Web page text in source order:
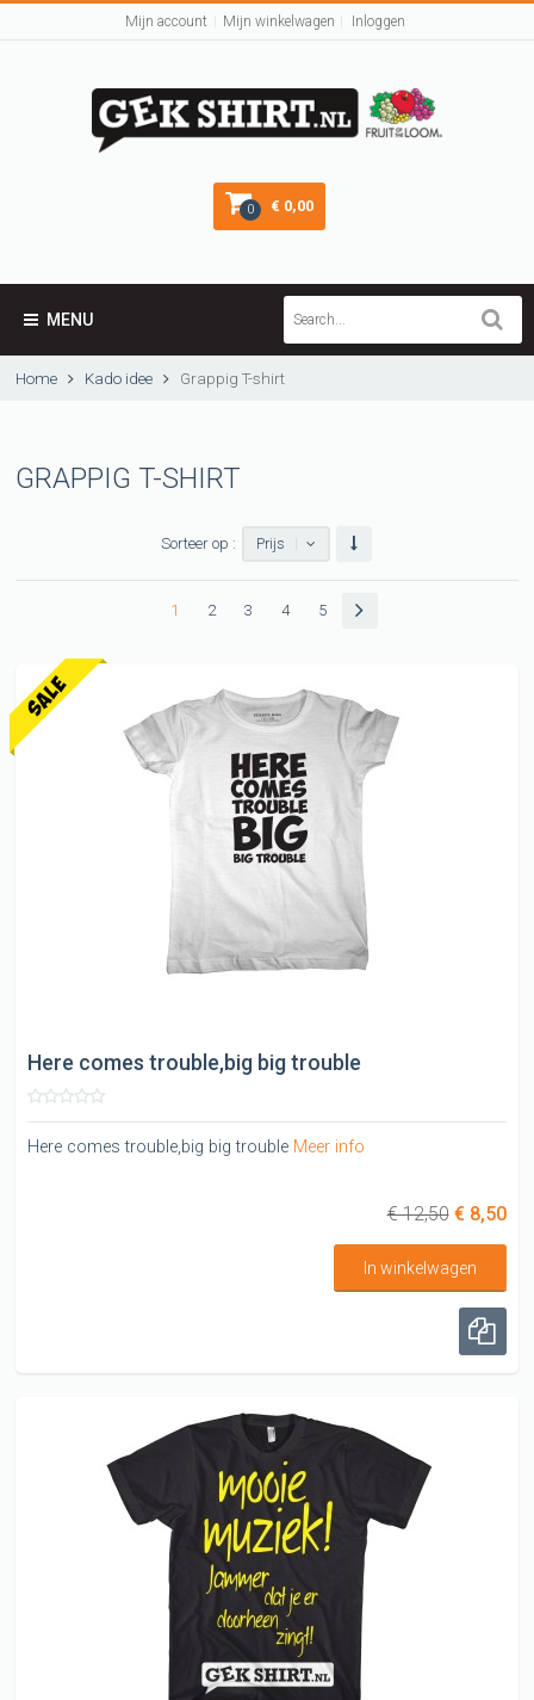
Mijn account Mijn winkelwagen Inloggen
0 € 0,00
MENU
Home Kado idee Grappig T-shirt
GRAPPIG T-SHIRT
Sorteer op : Prijs
1 2 3 4 5
Here comes trouble,big big trouble
Here comes trouble,big big trouble Meer info
€ 12,50 € 8,50
In winkelwagen